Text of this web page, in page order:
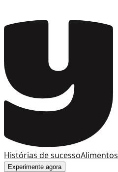
Histórias de sucessoAlimentos
Experimente agora